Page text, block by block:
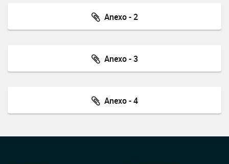
Anexo - 2
Anexo - 3
Anexo - 4